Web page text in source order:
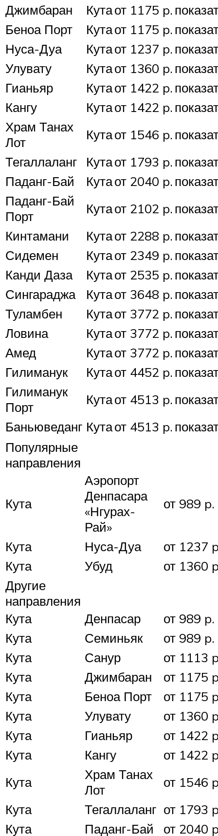
Джимбаран
Кутаот 1175 p.
Беноа Порт
Кутаот 1175 p.
Нуса-Дуа
Кутаот 1237 p.
Улувату
Кутаот 1360 p.
Гианьяр
Кутаот 1422 p.
Кангу
Кутаот 1422 p.
Храм Танах
Лот
Кутаот 1546 p.
Тегаллаланг
Кутаот 1793 p.
Паданг-Бай
Кутаот 2040 p.
Паданг-Бай
Порт
Кутаот 2102 p.
Кинтамани
Кутаот 2288 p.
Сидемен
Кутаот 2349 p.
Канди Даза
Кутаот 2535 p.
Сингараджа
Кутаот 3648 p.
Туламбен
Кутаот 3772 p.
Ловина
Кутаот 3772 p.
Амед
Кутаот 3772 p.
Гилиманук
Кутаот 4452 p.
Гилиманук
Порт
Кутаот 4513 p.
Баньюведанг Кутаот 4513 p.
Популярные
направления
Кута
Аэропорт
Денпасара
«Нгурах-
Рай»
от 989 p.
Кута Нуса-Дуа
от 1237
Кута
Убуд
от 1360
Другие
направления
Кута
Денпасар
от 989 p.
Кута
Семиньяк
от 989 p.
Кута
Санур
от 1113
Кута
Джимбаран
от 1175
Кута
Беноа Порт
от 1175
Кута
Улувату
от 1360
Кута
Гианьяр
от 1422
Кута
Кангу
от 1422
Кута
Храм Танах
Лот
от 1546
Кута
Тегаллаланг от 1793
Кута
Паданг-Бай от 2040